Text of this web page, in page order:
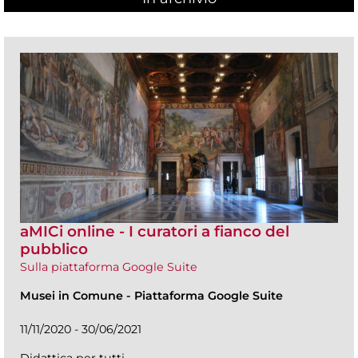
aMICi online - I curatori a fianco del
pubblico
Sulla piattaforma Google Suite
Musei in Comune - Piattaforma Google Suite
11/11/2020 - 30/06/2021